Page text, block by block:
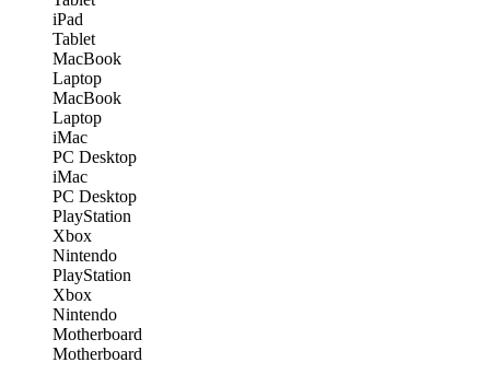
iPad
Tablet
MacBook
Laptop
MacBook
Laptop
iMac
PC Desktop
iMac
PC Desktop
PlayStation
Xbox
Nintendo
PlayStation
Xbox
Nintendo
Motherboard
Motherboard